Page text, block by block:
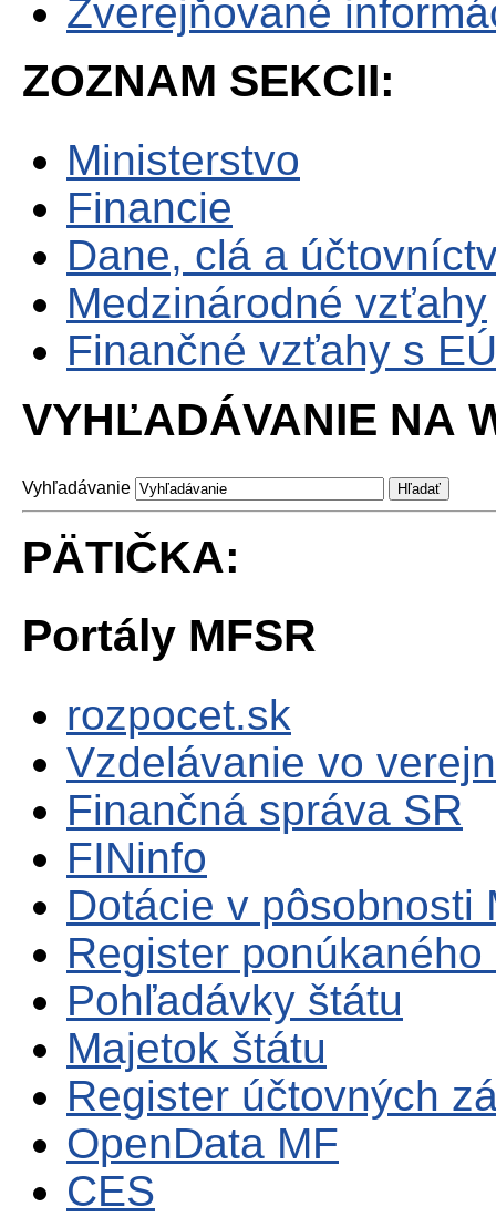
Zverejňované
ZOZNAM SEKCII:
Ministerstvo
Financie
Dane, clá a
Medzinárodné vzťahy
Finančné vzťahy s EÚ
VYHĽADÁVANIE NA
Vyhľadávanie
PÄTIČKA:
Portály MFSR
rozpocet.sk
Vzdelávanie vo
Finančná správa SR
FINinfo
Dotácie v pôsobnosti
Register
Pohľadávky štátu
Majetok štátu
Register účtovných
OpenData MF
CES